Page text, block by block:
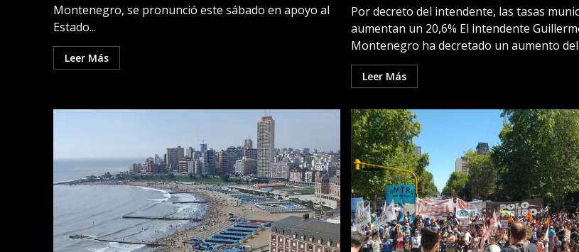
Montenegro, se pronunció este sábado en apoyo al
Estado...
Leer Más
Por decreto del intendente, las tasas
aumentan un 20,6% El intendente
Montenegro ha decretado un aumento
Leer Más